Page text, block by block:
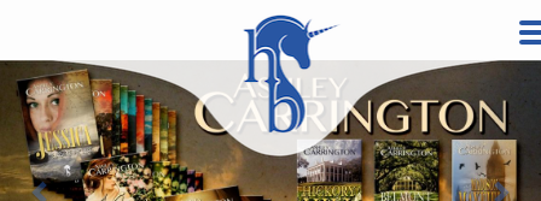
InhaltVorherige